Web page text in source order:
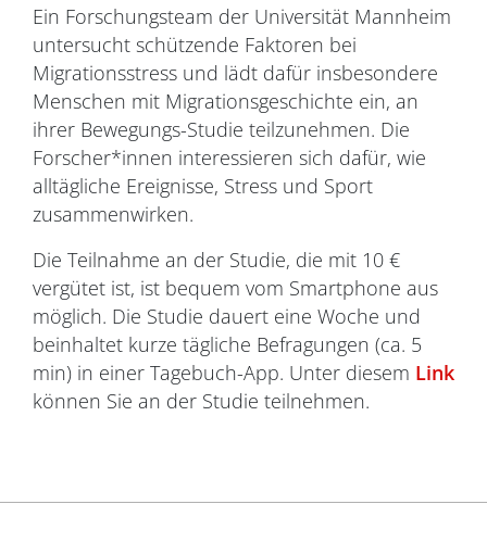
Ein Forschungsteam der Universität Mannheim
untersucht schützende Faktoren bei
Migrationsstress und lädt dafür insbesondere
Menschen mit Migrationsgeschichte ein, an
ihrer Bewegungs-Studie teilzunehmen. Die
Forscher*innen interessieren sich dafür, wie
alltägliche Ereignisse, Stress und Sport
zusammenwirken.
Die Teilnahme an der Studie, die mit 10 €
vergütet ist, ist bequem vom Smartphone aus
möglich. Die Studie dauert eine Woche und
beinhaltet kurze tägliche Befragungen (ca. 5
min) in einer Tagebuch-App. Unter diesem Link
können Sie an der Studie teilnehmen.